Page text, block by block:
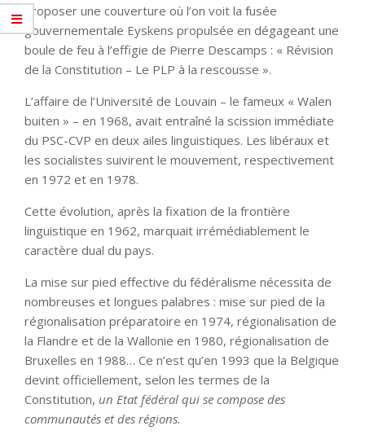
proposer une couverture où l’on voit la fusée
gouvernementale Eyskens propulsée en dégageant une
boule de feu à l’effigie de Pierre Descamps : « Révision
de la Constitution – Le PLP à la rescousse ».
L’affaire de l’Université de Louvain – le fameux « Walen
buiten » – en 1968, avait entraîné la scission immédiate
du PSC-CVP en deux ailes linguistiques. Les libéraux et
les socialistes suivirent le mouvement, respectivement
en 1972 et en 1978.
Cette évolution, après la fixation de la frontière
linguistique en 1962, marquait irrémédiablement le
caractère dual du pays.
La mise sur pied effective du fédéralisme nécessita de
nombreuses et longues palabres : mise sur pied de la
régionalisation préparatoire en 1974, régionalisation de
la Flandre et de la Wallonie en 1980, régionalisation de
Bruxelles en 1988… Ce n’est qu’en 1993 que la Belgique
devint officiellement, selon les termes de la
Constitution, un Etat fédéral qui se compose des
communautés et des régions.